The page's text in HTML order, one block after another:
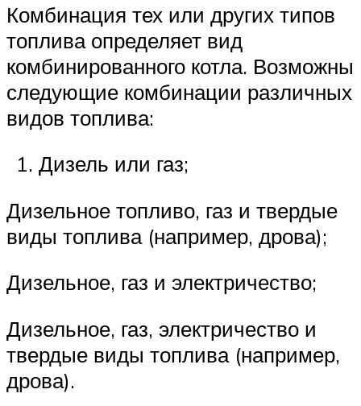
Комбинация тех или других типов
топлива определяет вид
комбинированного котла. Возможны
следующие комбинации различных
видов топлива:
Дизель или газ;
Дизельное топливо, газ и твердые
виды топлива (например, дрова);
Дизельное, газ и электричество;
Дизельное, газ, электричество и
твердые виды топлива (например,
дрова).